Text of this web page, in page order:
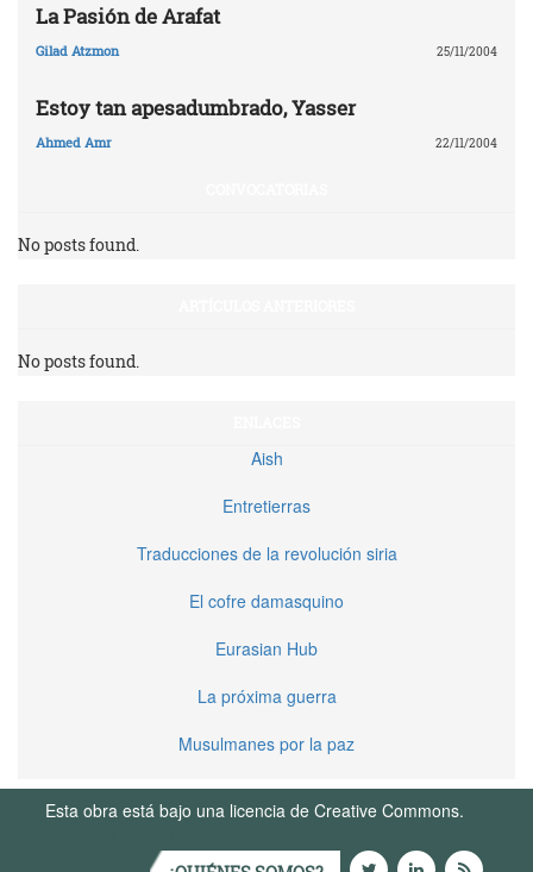
La Pasión de Arafat
Gilad Atzmon 25/11/2004
Estoy tan apesadumbrado, Yasser
Ahmed Amr 22/11/2004
No posts found.
No posts found.
Aish
Entretierras
Traducciones de la revolución siria
El cofre damasquino
Eurasian Hub
La próxima guerra
Musulmanes por la paz
Esta obra está bajo una licencia de Creative Commons.